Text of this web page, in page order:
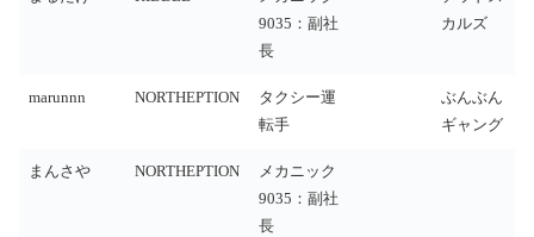
9035：副社
長
カルズ
marunnn NORTHEPTION
タクシー運
転手
ぶんぶん
ギャング
まんさや NORTHEPTION
メカニック
9035：副社
長